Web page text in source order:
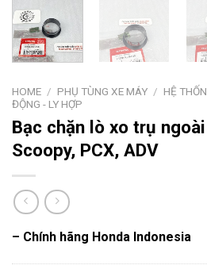
HOME / PHỤ TÙNG XE MÁY / HỆ
ĐỘNG - LY HỢP
Bạc chặn lò xo trụ
Scoopy, PCX, ADV
– Chính hãng Honda Indonesia